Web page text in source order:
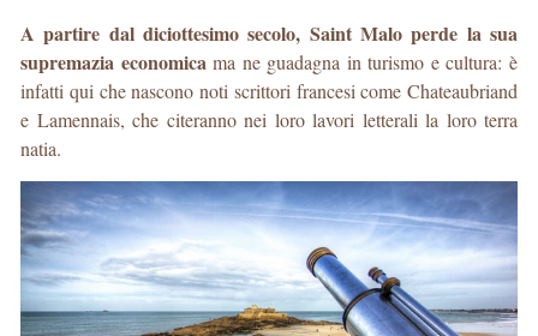
A partire dal diciottesimo secolo, Saint Malo perde la sua
supremazia economica ma ne guadagna in turismo e cultura: è
infatti qui che nascono noti scrittori francesi come Chateaubriand
e Lamennais, che citeranno nei loro lavori letterali la loro terra
natia.